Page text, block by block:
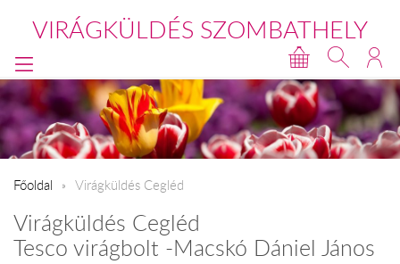
VIRÁGKÜLDÉS SZOMBATHELY
Főoldal Virágküldés Cegléd
Virágküldés Cegléd
Tesco virágbolt -Macskó Dániel János